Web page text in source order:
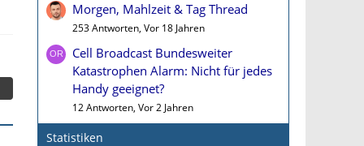
Morgen, Mahlzeit & Tag Thread
253 Antworten, Vor 18 Jahren
Cell Broadcast Bundesweiter
Katastrophen Alarm: Nicht für jedes
Handy geeignet?
12 Antworten, Vor 2 Jahren
Statistiken